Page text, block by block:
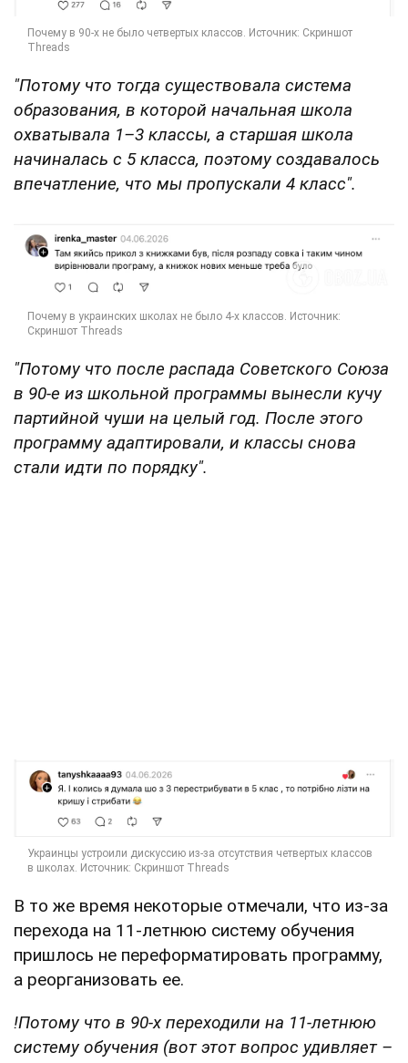
"Потому что тогда существовала система
образования, в которой начальная школа
охватывала 1–3 классы, а старшая школа
начиналась с 5 класса, поэтому создавалось
впечатление, что мы пропускали 4 класс".
"Потому что после распада Советского Союза
в 90-е из школьной программы вынесли кучу
партийной чуши на целый год. После этого
программу адаптировали, и классы снова
стали идти по порядку".
В то же время некоторые отмечали, что из-за
перехода на 11-летнюю систему обучения
пришлось не переформатировать программу,
а реорганизовать ее.
!Потому что в 90-х переходили на 11-летнюю
систему обучения (вот этот вопрос удивляет –